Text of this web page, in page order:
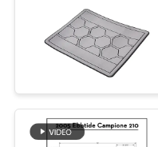
समाचार
एक
उद्धरण